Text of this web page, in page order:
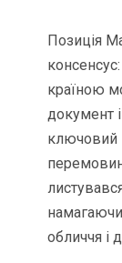
Позиція
країною
документ
ключовий
обличчя і